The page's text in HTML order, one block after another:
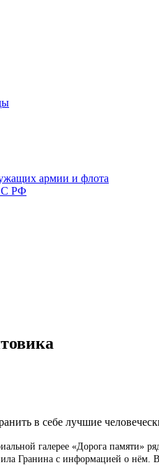
армии и флота
РФ
в себе лучшие
галерее «Дорога
Гранина с информацией о нём.